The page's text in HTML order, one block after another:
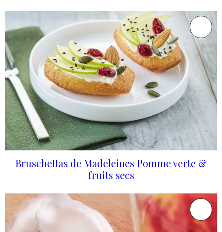
Bruschettas de Madeleines Pomme verte &
fruits secs